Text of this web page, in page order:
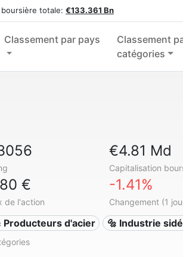
totale: €133.361 Bn
Classement par pays
Classement
catégories
€4.81 Md
Capitalisation
€
de l'action
-1.41%
Changement (1
Producteurs d'acier 🔩 Industrie